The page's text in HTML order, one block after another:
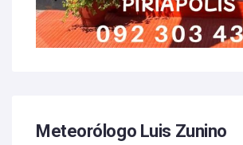
Meteorólogo Luis Zunino